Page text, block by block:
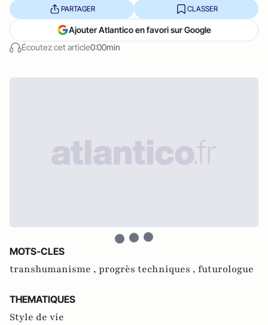
Écoutez cet article0:00min
PARTAGER CLASSER
Ajouter Atlantico en favori sur Google
MOTS-CLES
transhumanisme , progrès techniques , futurologue
THEMATIQUES
Style de vie